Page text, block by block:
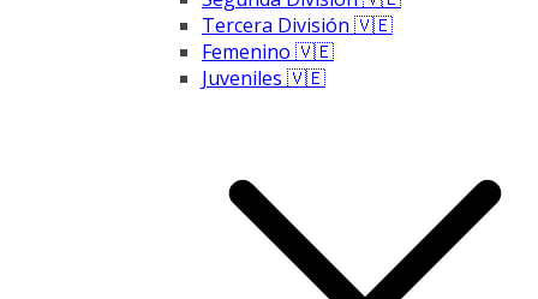
Tercera División 🇻🇪
Femenino 🇻🇪
Juveniles 🇻🇪